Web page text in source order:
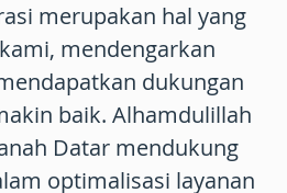
merupakan hal yang
mendengarkan
dukungan
baik. Alhamdulillah
Datar mendukung
optimalisasi layanan